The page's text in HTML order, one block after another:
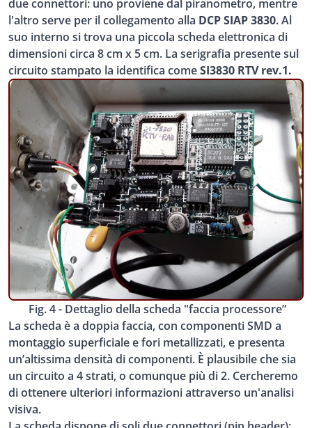
due connettori: uno proviene dal piranometro, mentre
l'altro serve per il collegamento alla DCP SIAP 3830. Al
suo interno si trova una piccola scheda elettronica di
dimensioni circa 8 cm x 5 cm. La serigrafia presente sul
circuito stampato la identifica comeSI3830 RTV rev.1.
Fig. 4 - Dettaglio della scheda "faccia processore”
La scheda è a doppia faccia, con componenti SMD a
montaggio superficiale e fori metallizzati, e presenta
un’altissima densità di componenti. È plausibile che sia
un circuito a 4 strati, o comunque più di 2. Cercheremo
di ottenere ulteriori informazioni attraverso un'analisi
visiva.